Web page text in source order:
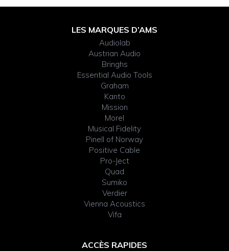
LES MARQUES D’AMS
Audiolab
Austrian Audio
Bringhs
Essential Audio Tools
Graham
Kanto
Mission
Morel
Musical Fidelity
Pinell of Norway
Positive Cable
Pro-Ject
Quad
Sumiko
Verdier
Vienna Acoustics
Vifa
ACCÈS RAPIDES